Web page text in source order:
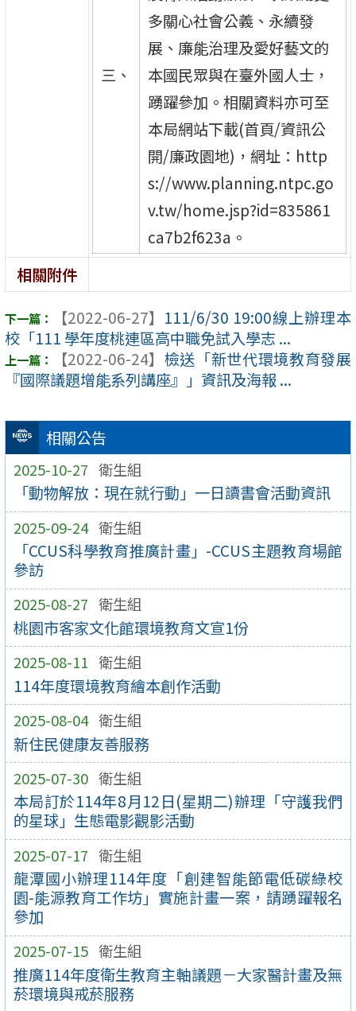
相關公告
2025-10-27 衛生組
「動物解放：現在就行動」一日讀書會活動資訊
2025-09-24 衛生組
「CCUS科學教育推廣計畫」-CCUS主題教育場館
參訪
2025-08-27 衛生組
桃園市客家文化館環境教育文宣1份
2025-08-11 衛生組
114年度環境教育繪本創作活動
2025-08-04 衛生組
新住民健康友善服務
2025-07-30 衛生組
本局訂於114年8月12日(星期二)辦理「守護我們
的星球」生態電影觀影活動
2025-07-17 衛生組
龍潭國小辦理114年度「創建智能節電低碳綠校
園-能源教育工作坊」實施計畫一案，請踴躍報名
參加
2025-07-15 衛生組
推廣114年度衛生教育主軸議題－大家醫計畫及無
菸環境與戒菸服務
三、
多關心社會公義、永續發
展、廉能治理及愛好藝文的
本國民眾與在臺外國人士，
踴躍參加。相關資料亦可至
本局網站下載(首頁/資訊公
開/廉政園地)，網址：http
s://www.planning.ntpc.go
v.tw/home.jsp?id=835861
ca7b2f623a。
相關附件
【2022-06-27】 111/6/30 19:00線上辦理本
校「111 學年度桃連區高中職免試入學志 ...
【2022-06-24】 檢送「新世代環境教育發展
『國際議題增能系列講座』」資訊及海報 ...